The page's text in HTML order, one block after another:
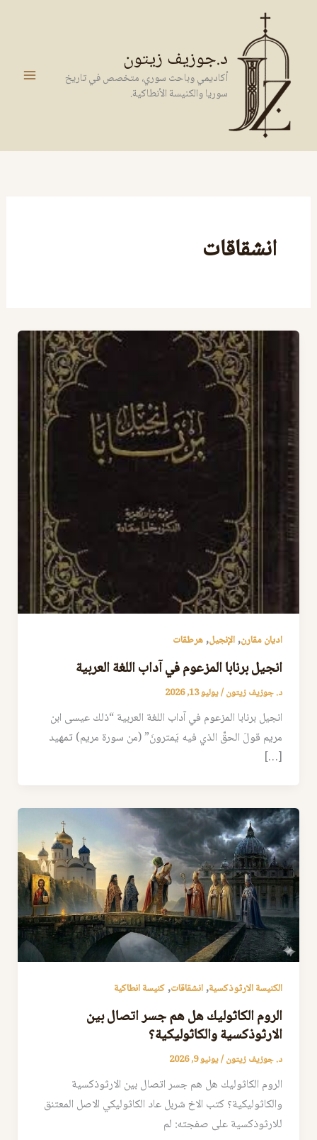
المحتوى
د.جوزيف زيتون
أكاديمي وباحث سوري، متخصص في تاريخ
سوريا والكنيسة الأنطاكية.
انشقاقات
اديان مقارن,الإنجيل,هرطقات
انجيل برنابا المزعوم في آداب اللغة العربية
د. جوزيف زيتون/يوليو 13, 2026
انجيل برنابا المزعوم في آداب اللغة العربية “ذلك عيسى ابن
مريم قولَ الحقِّ الذي فيه يَمترونَ” (من سورة مريم) تمهيد
[…]
الكنيسة الارثوذكسية,انشقاقات,كنيسة انطاكية
الروم الكاثوليك هل هم جسر اتصال بين
الارثوذكسية والكاثوليكية؟
د. جوزيف زيتون/يونيو 9, 2026
الروم الكاثوليك هل هم جسر اتصال بين الارثوذكسية
والكاثوليكية؟ كتب الاخ شربل عاد الكاثوليكي الاصل المعتنق
للارثوذكسية على صفجته: لم